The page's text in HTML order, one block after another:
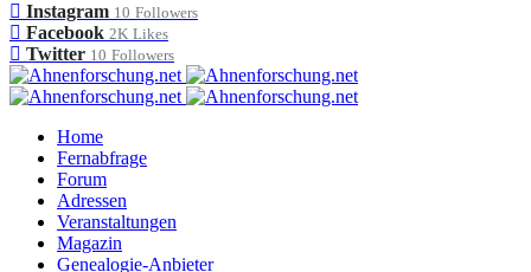
Instagram 10 Followers
Facebook 2K Likes
Twitter 10 Followers
Home
Fernabfrage
Forum
Adressen
Veranstaltungen
Magazin
Genealogie-Anbieter